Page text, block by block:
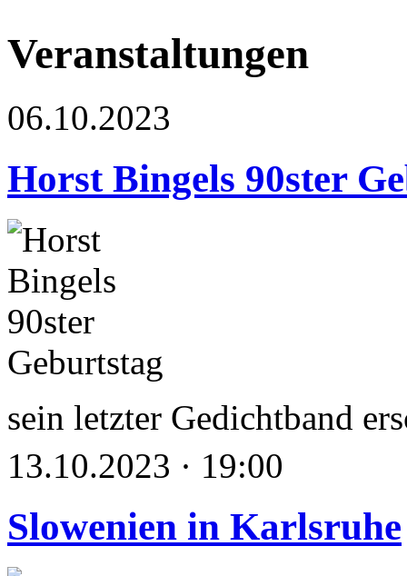
Veranstaltungen
06.10.2023
Horst Bingels 90ster
sein letzter Gedichtband
13.10.2023 · 19:00
Slowenien in Karlsruhe